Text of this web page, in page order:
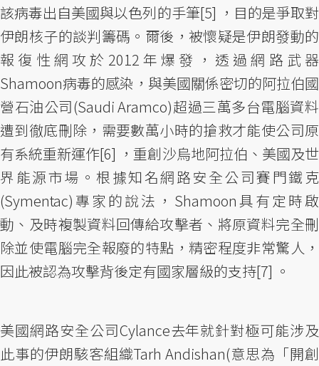
該病毒出自美國與以色列的手筆[5] ，目的是爭取對
伊朗核子的談判籌碼。爾後，被懷疑是伊朗發動的
報復性網攻於2012年爆發，透過網路武器
Shamoon病毒的感染，與美國關係密切的阿拉伯國
營石油公司(Saudi Aramco)超過三萬多台電腦資料
遭到徹底刪除，需要數萬小時的搶救才能使公司原
有系統重新運作[6] ，重創沙烏地阿拉伯、美國及世
界能源市場。根據知名網路安全公司賽門鐵克
(Symentac)專家的說法，Shamoon具有定時啟
動、及時複製資料回傳給攻擊者、將原資料完全刪
除並使電腦完全報廢的特點，精密程度非常驚人，
因此被認為攻擊背後定有國家層級的支持[7] 。
美國網路安全公司Cylance去年就針對極可能涉及
此事的伊朗駭客組織Tarh Andishan(意思為「開創